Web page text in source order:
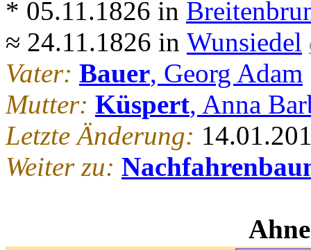
* 05.11.1826 in
≈ 24.11.1826 in Wunsiedel
Vater: Bauer, Georg Adam
Mutter: Küspert, Anna
Letzte Änderung:
Weiter zu: